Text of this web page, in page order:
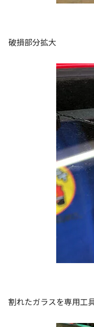
破損部分拡大
割れたガラスを専用工